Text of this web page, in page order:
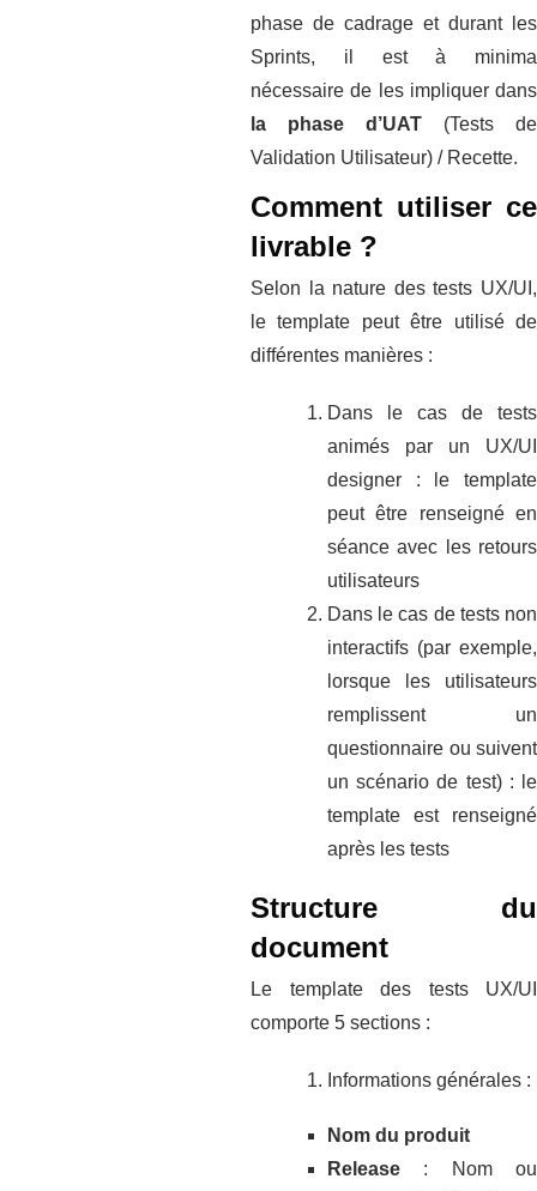
phase de cadrage et durant les
Sprints, il est à minima
nécessaire de les impliquer dans
la phase d’UAT (Tests de
Validation Utilisateur) / Recette.
Comment utiliser ce
livrable ?
Selon la nature des tests UX/UI,
le template peut être utilisé de
différentes manières :
Dans le cas de tests
animés par un UX/UI
designer : le template
peut être renseigné en
séance avec les retours
utilisateurs
Dans le cas de tests non
interactifs (par exemple,
lorsque les utilisateurs
remplissent un
questionnaire ou suivent
un scénario de test) : le
template est renseigné
après les tests
Structure du
document
Le template des tests UX/UI
comporte 5 sections :
Informations générales :
Nom du produit
Release : Nom ou